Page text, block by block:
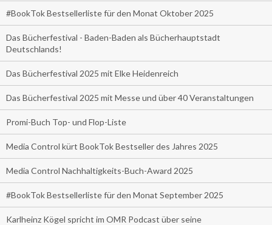
#BookTok Bestsellerliste für den Monat Oktober 2025
Das Bücherfestival - Baden-Baden als Bücherhauptstadt
Deutschlands!
Das Bücherfestival 2025 mit Elke Heidenreich
Das Bücherfestival 2025 mit Messe und über 40 Veranstaltungen
Promi-Buch Top- und Flop-Liste
Media Control kürt BookTok Bestseller des Jahres 2025
Media Control Nachhaltigkeits-Buch-Award 2025
#BookTok Bestsellerliste für den Monat September 2025
Karlheinz Kögel spricht im OMR Podcast über seine